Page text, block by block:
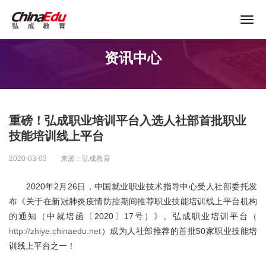
企业培训
教育产品
课程资源
资讯中心
重磅！弘成职业培训平台入选人社部首批职业
技能培训线上平台
2020-03-03 来源：弘成教育
2020年2月26日，中国就业职业技术指导中心受人社部委托发
布《关于在新冠肺炎疫情防控期间推荐职业技能培训线上平台机构
的通知（中就培函〔2020〕17号）》。弘成职业培训平台（
http://zhiye.chinaedu.net）成为人社部推荐的首批50家职业技能培
训线上平台之一！